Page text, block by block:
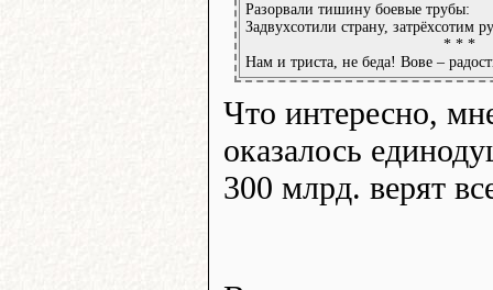
Разорвали тишину боевые трубы:
Задвухсотили страну, затрёхсотим
* * *
Нам и триста, не беда! Вове –
Что интересно,
оказалось
300 млрд. верят